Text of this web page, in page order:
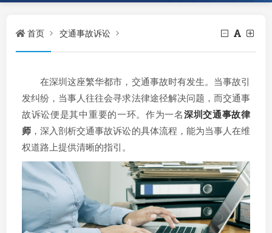
首页 交通事故诉讼
在深圳这座繁华都市，交通事故时有发生。当事故引
发纠纷，当事人往往会寻求法律途径解决问题，而交通事
故诉讼便是其中重要的一环。作为一名深圳交通事故律
师 ，深入剖析交通事故诉讼的具体流程，能为当事人在维
权道路上提供清晰的指引。